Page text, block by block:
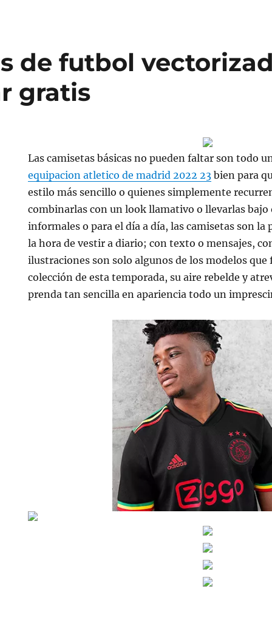
de futbol
gratis
Las camisetas básicas no pueden faltar son todo
equipacion atletico de madrid 2022 23 bien para
estilo más sencillo o quienes simplemente
combinarlas con un look llamativo o llevarlas bajo
informales o para el día a día, las camisetas son la
la hora de vestir a diario; con texto o mensajes,
ilustraciones son solo algunos de los modelos
colección de esta temporada, su aire rebelde y
prenda tan sencilla en apariencia todo un